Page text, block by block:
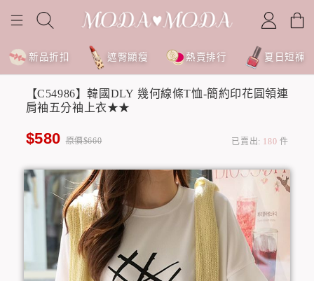
新品折扣 遮臀顯瘦 熱賣排行 夏日短褲
【C54986】韓國DLY 幾何線條T恤-簡約印花圓領連
肩袖五分袖上衣★★
$580 原價$660 已賣出: 180 件